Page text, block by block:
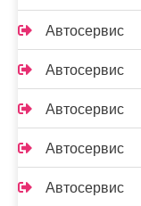
Автосервис
Автосервис
Автосервис
Автосервис
Автосервис